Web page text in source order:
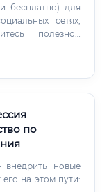
бесплатно) для
сетях,
полезной
по
внедрить новые
на этом пути: